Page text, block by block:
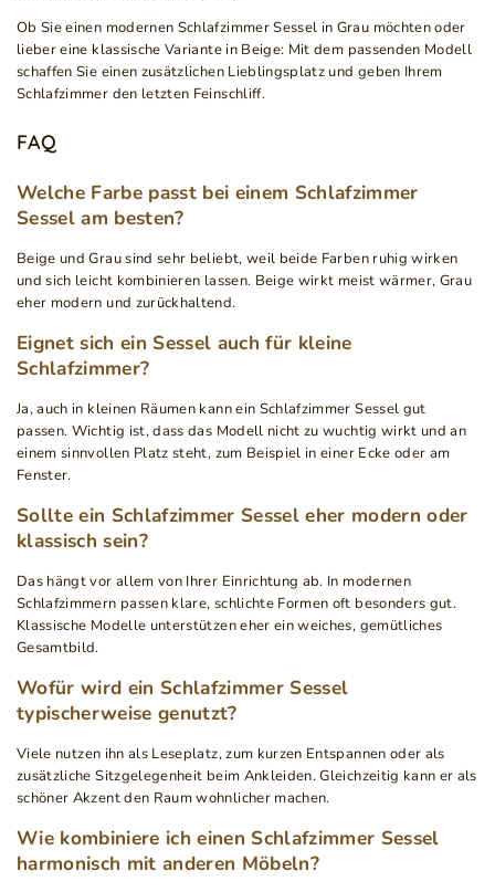
Ob Sie einen modernen Schlafzimmer Sessel in Grau möchten oder
lieber eine klassische Variante in Beige: Mit dem passenden Modell
schaffen Sie einen zusätzlichen Lieblingsplatz und geben Ihrem
Schlafzimmer den letzten Feinschliff.
FAQ
Welche Farbe passt bei einem Schlafzimmer
Sessel am besten?
Beige und Grau sind sehr beliebt, weil beide Farben ruhig wirken
und sich leicht kombinieren lassen. Beige wirkt meist wärmer, Grau
eher modern und zurückhaltend.
Eignet sich ein Sessel auch für kleine
Schlafzimmer?
Ja, auch in kleinen Räumen kann ein Schlafzimmer Sessel gut
passen. Wichtig ist, dass das Modell nicht zu wuchtig wirkt und an
einem sinnvollen Platz steht, zum Beispiel in einer Ecke oder am
Fenster.
Sollte ein Schlafzimmer Sessel eher modern oder
klassisch sein?
Das hängt vor allem von Ihrer Einrichtung ab. In modernen
Schlafzimmern passen klare, schlichte Formen oft besonders gut.
Klassische Modelle unterstützen eher ein weiches, gemütliches
Gesamtbild.
Wofür wird ein Schlafzimmer Sessel
typischerweise genutzt?
Viele nutzen ihn als Leseplatz, zum kurzen Entspannen oder als
zusätzliche Sitzgelegenheit beim Ankleiden. Gleichzeitig kann er als
schöner Akzent den Raum wohnlicher machen.
Wie kombiniere ich einen Schlafzimmer Sessel
harmonisch mit anderen Möbeln?